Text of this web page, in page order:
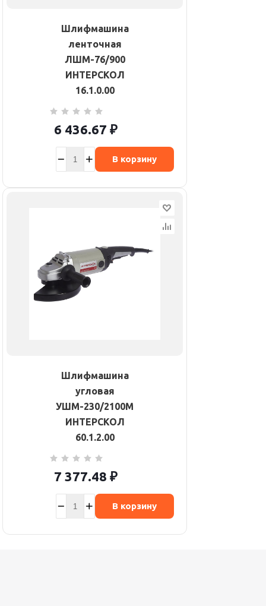
Шлифмашина
ленточная
ЛШМ-76/900
ИНТЕРСКОЛ
16.1.0.00
6 436.67 ₽
В корзину
Шлифмашина
угловая
УШМ-230/2100М
ИНТЕРСКОЛ
60.1.2.00
7 377.48 ₽
В корзину